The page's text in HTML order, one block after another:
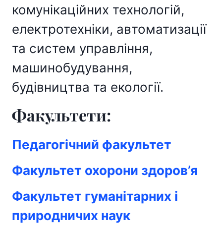
комунікаційних технологій,
електротехніки, автоматизації
та систем управління,
машинобудування,
будівництва та екології.
Факультети:
Педагогічний факультет
Факультет охорони здоров’я
Факультет гуманітарних і
природничих наук